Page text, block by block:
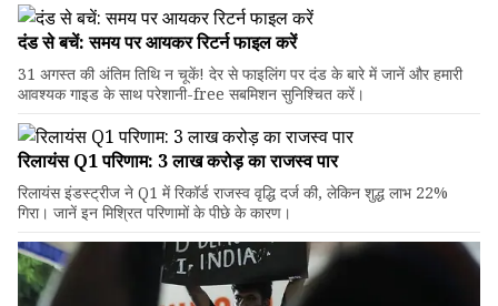
दंड से बचें: समय पर आयकर रिटर्न फाइल करें
31 अगस्त की अंतिम तिथि न चूकें! देर से फाइलिंग पर दंड के बारे में जानें और हमारी
आवश्यक गाइड के साथ परेशानी-free सबमिशन सुनिश्चित करें।
रिलायंस Q1 परिणाम: ₹3 लाख करोड़ का राजस्व पार
रिलायंस इंडस्ट्रीज ने Q1 में रिकॉर्ड राजस्व वृद्धि दर्ज की, लेकिन शुद्ध लाभ 22%
गिरा। जानें इन मिश्रित परिणामों के पीछे के कारण।